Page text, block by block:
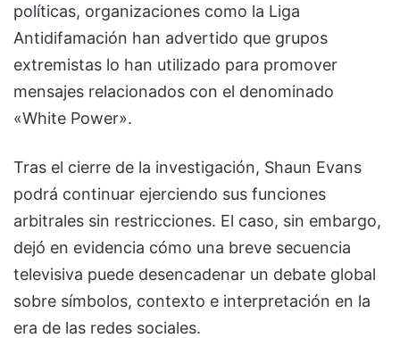
políticas, organizaciones como la Liga
Antidifamación han advertido que grupos
extremistas lo han utilizado para promover
mensajes relacionados con el denominado
«White Power».
Tras el cierre de la investigación, Shaun Evans
podrá continuar ejerciendo sus funciones
arbitrales sin restricciones. El caso, sin embargo,
dejó en evidencia cómo una breve secuencia
televisiva puede desencadenar un debate global
sobre símbolos, contexto e interpretación en la
era de las redes sociales.